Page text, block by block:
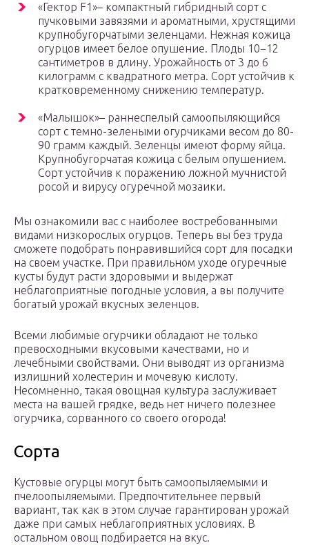
«Гектор F1»– компактный гибридный сорт с
пучковыми завязями и ароматными, хрустящими
крупнобугорчатыми зеленцами. Нежная кожица
огурцов имеет белое опушение. Плоды 10−12
сантиметров в длину. Урожайность от 3 до 6
килограмм с квадратного метра. Сорт устойчив к
кратковременному снижению температур.
«Малышок»– раннеспелый самоопыляющийся
сорт с темно-зелеными огурчиками весом до 80-
90 грамм каждый. Зеленцы имеют форму яйца.
Крупнобугорчатая кожица с белым опушением.
Сорт устойчив к поражению ложной мучнистой
росой и вирусу огуречной мозаики.
Мы ознакомили вас с наиболее востребованными
видами низкорослых огурцов. Теперь вы без труда
сможете подобрать понравившийся сорт для посадки
на своем участке. При правильном уходе огуречные
кусты будут расти здоровыми и выдержат
неблагоприятные погодные условия, а вы получите
богатый урожай вкусных зеленцов.
Всеми любимые огурчики обладают не только
превосходными вкусовыми качествами, но и
лечебными свойствами. Они выводят из организма
излишний холестерин и мочевую кислоту.
Несомненно, такая овощная культура заслуживает
места на вашей грядке, ведь нет ничего полезнее
огурчика, сорванного со своего огорода!
Сорта
Кустовые огурцы могут быть самоопыляемыми и
пчелоопыляемыми. Предпочтительнее первый
вариант, так как в этом случае гарантирован урожай
даже при самых неблагоприятных условиях. В
остальном овощ подбирается на вкус.